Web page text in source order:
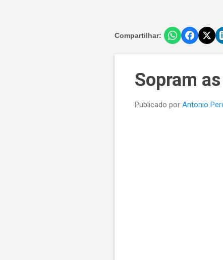
Compartilhar:
Sopram
Publicado por Antonio